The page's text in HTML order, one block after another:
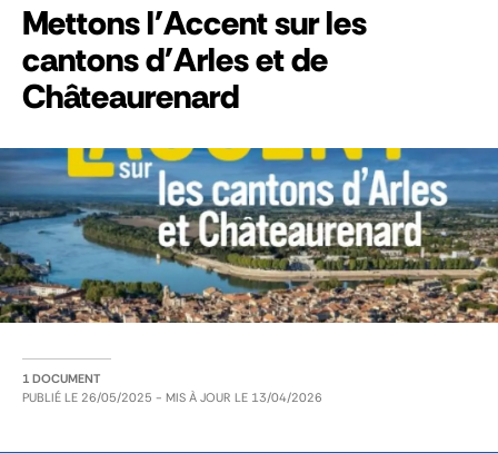
Mettons l'Accent sur les
cantons d'Arles et de
Châteaurenard
1 DOCUMENT
PUBLIÉ LE 26/05/2025 - MIS À JOUR LE 13/04/2026